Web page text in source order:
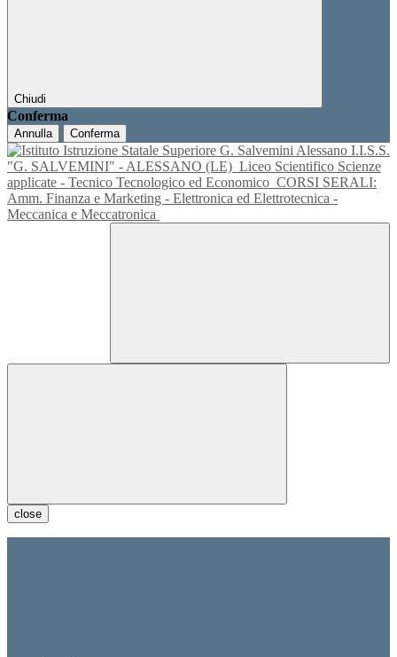
Chiudi
Conferma
Annulla Conferma
I.I.S.S.
"G. SALVEMINI" - ALESSANO (LE) Liceo Scientifico Scienze
applicate - Tecnico Tecnologico ed Economico CORSI SERALI:
Amm. Finanza e Marketing - Elettronica ed Elettrotecnica -
Meccanica e Meccatronica
close